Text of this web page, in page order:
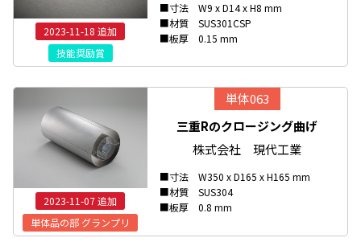
2023-11-18 追加
技能奨励賞
■寸法 W9 x D14 x H8 mm
■材質 SUS301CSP
■板厚 0.15 mm
2023-11-07 追加
単体品の部 グランプリ
単体063
三重Rのクロージング曲げ
株式会社 現代工業
■寸法 W350 x D165 x H165 mm
■材質 SUS304
■板厚 0.8 mm